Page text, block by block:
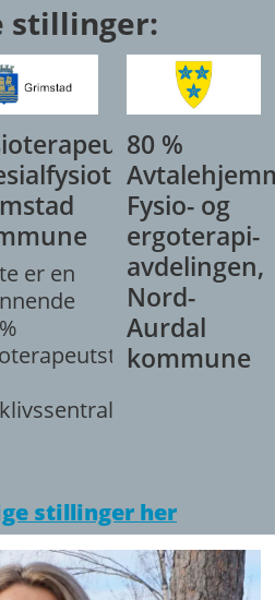
stillinger:
er en
80 %
Fysio- og
ergoterapi-
avdelingen,
Nord-
Aurdal
kommune
stillinger her